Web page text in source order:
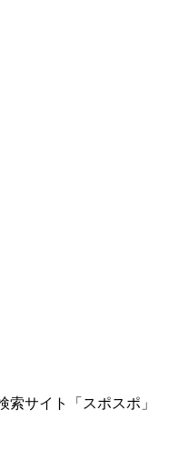
索サイト「スポスポ」